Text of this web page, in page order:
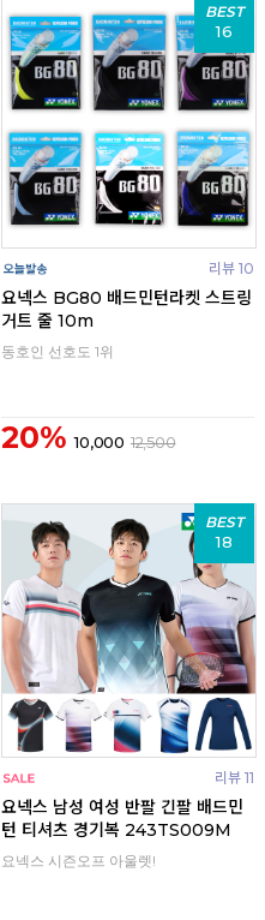
BEST
16
리뷰 10
요넥스 BG80 배드민턴라켓 스트링
거트 줄 10m
동호인 선호도 1위
20% 10,000 12,500
BEST
18
리뷰 11
요넥스 남성 여성 반팔 긴팔 배드민
턴 티셔츠 경기복 243TS009M
요넥스 시즌오프 아울렛!